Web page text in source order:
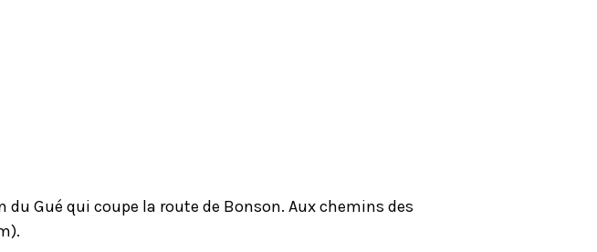
Gué qui coupe la route de Bonson. Aux chemins des